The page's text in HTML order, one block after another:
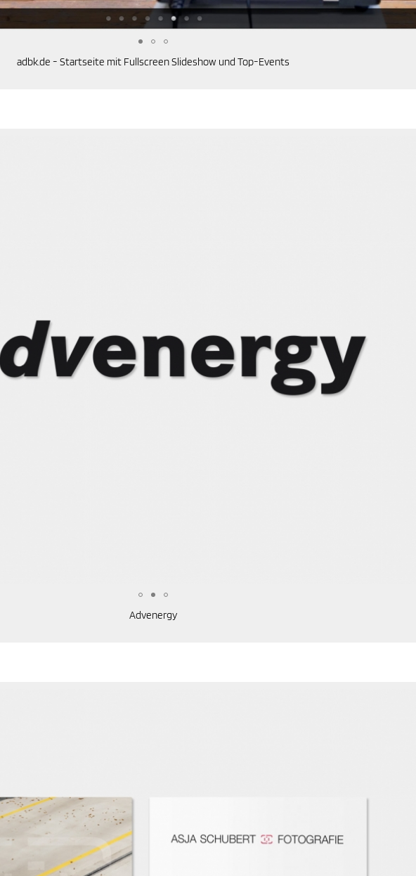
adbk.de - Startseite mit Fullscreen Slideshow und Top-Events
Advenergy